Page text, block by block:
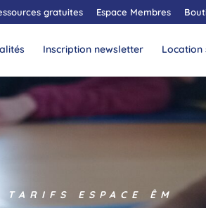
gratuites Espace Membres
Inscription newsletter Location
TARIFS ESPACE ÊM